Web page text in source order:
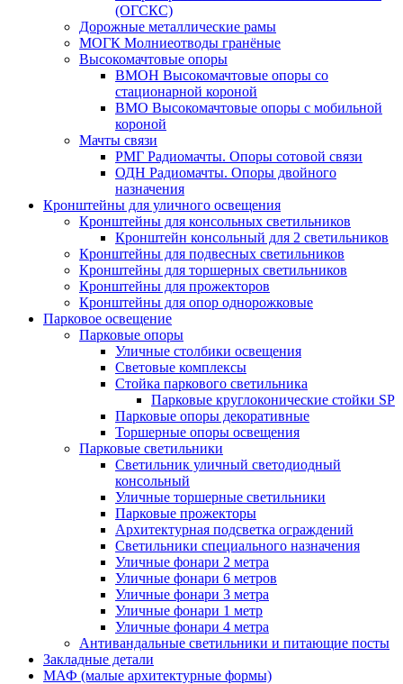
(ОГСКС)
Дорожные металлические рамы
МОГК Молниеотводы гранёные
Высокомачтовые опоры
ВМОН Высокомачтовые опоры со
стационарной короной
ВМО Высокомачтовые опоры с мобильной
короной
Мачты связи
РМГ Радиомачты. Опоры сотовoй связи
ОДН Радиомачты. Опоры двойного
назначения
Кронштейны для уличного освещения
Кронштейны для консольных светильников
Кронштейн консольный для 2 светильников
Кронштейны для подвесных светильников
Кронштейны для торшерных светильников
Кронштейны для прожекторов
Кронштейны для опор однорожковые
Парковое освещение
Парковые опоры
Уличные столбики освещения
Световые комплексы
Стойка паркового светильника
Парковые круглоконические стойки SP
Парковые опоры декоративные
Торшерные опоры освещения
Парковые светильники
Светильник уличный светодиодный
консольный
Уличные торшерные светильники
Парковые прожекторы
Архитектурная подсветка ограждений
Светильники специального назначения
Уличные фонари 2 метра
Уличные фонари 6 метров
Уличные фонари 3 метра
Уличные фонари 1 метр
Уличные фонари 4 метра
Антивандальные светильники и питающие посты
Закладные детали
МАФ (малые архитектурные формы)